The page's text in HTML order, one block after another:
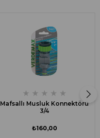
★ ★ ★ ★ ★
Mafsallı Musluk Konnektörü
3/4
₺160,00